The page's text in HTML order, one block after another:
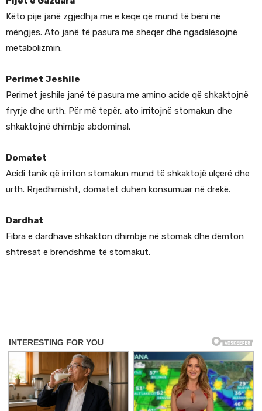
Këto pije janë zgjedhja më e keqe që mund të bëni në
mëngjes. Ato janë të pasura me sheqer dhe ngadalësojnë
metabolizmin.
Perimet Jeshile
Perimet jeshile janë të pasura me amino acide që shkaktojnë
fryrje dhe urth. Për më tepër, ato irritojnë stomakun dhe
shkaktojnë dhimbje abdominal.
Domatet
Acidi tanik që irriton stomakun mund të shkaktojë ulçerë dhe
urth. Rrjedhimisht, domatet duhen konsumuar në drekë.
Dardhat
Fibra e dardhave shkakton dhimbje në stomak dhe dëmton
shtresat e brendshme të stomakut.